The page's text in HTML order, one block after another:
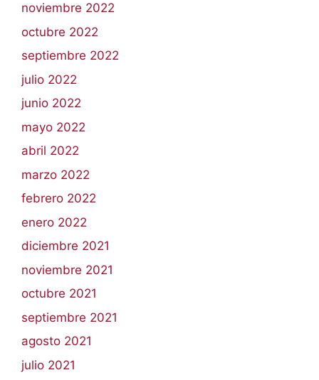
noviembre 2022
octubre 2022
septiembre 2022
julio 2022
junio 2022
mayo 2022
abril 2022
marzo 2022
febrero 2022
enero 2022
diciembre 2021
noviembre 2021
octubre 2021
septiembre 2021
agosto 2021
julio 2021